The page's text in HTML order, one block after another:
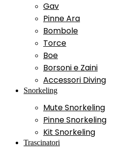
Gav
Pinne Ara
Bombole
Torce
Boe
Borsoni e Zaini
Accessori Diving
Snorkeling
Mute Snorkeling
Pinne Snorkeling
Kit Snorkeling
Trascinatori